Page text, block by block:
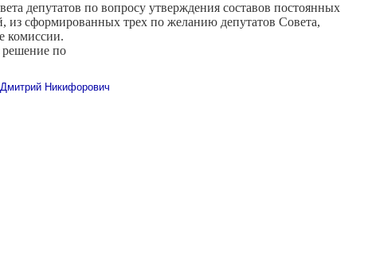
депутатов по вопросу утверждения составов постоянных
из сформированных трех по желанию депутатов Совета,
комиссии.
решение по
Никифорович